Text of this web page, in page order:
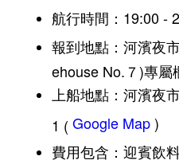
航行時間：19:00 -
報到地點：河濱夜
ehouse No.７)專屬
上船地點：河濱夜
1 ( Google Map)
費用包含：迎賓飲